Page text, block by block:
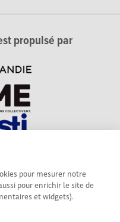
pour mesurer notre
pour enrichir le site de
et widgets).
propulsé par
en Normandie.
réseau Echosciences